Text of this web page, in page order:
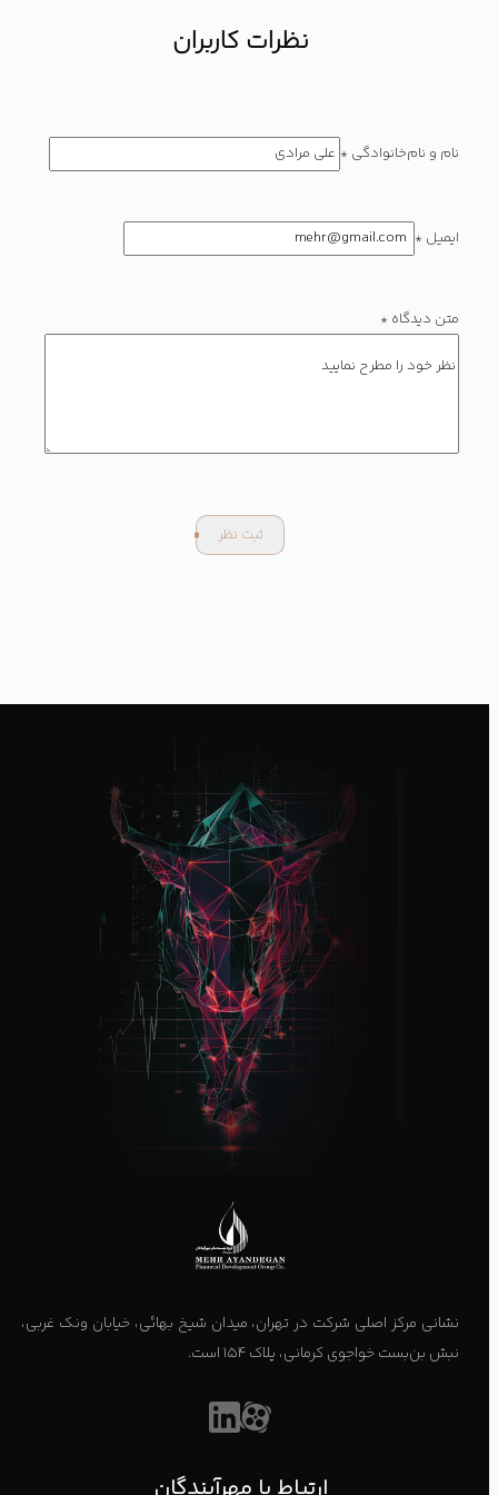
نظرات کاربران
نام و نام‌خانوادگی*
ایمیل*
متن دیدگاه*
ثبت نظر
نشانی مرکز اصلی شرکت در تهران، میدان شیخ بهائی، خیابان ونک غربی،
نبش بن‌بست خواجوی کرمانی، پلاک ۱۵۴ است.